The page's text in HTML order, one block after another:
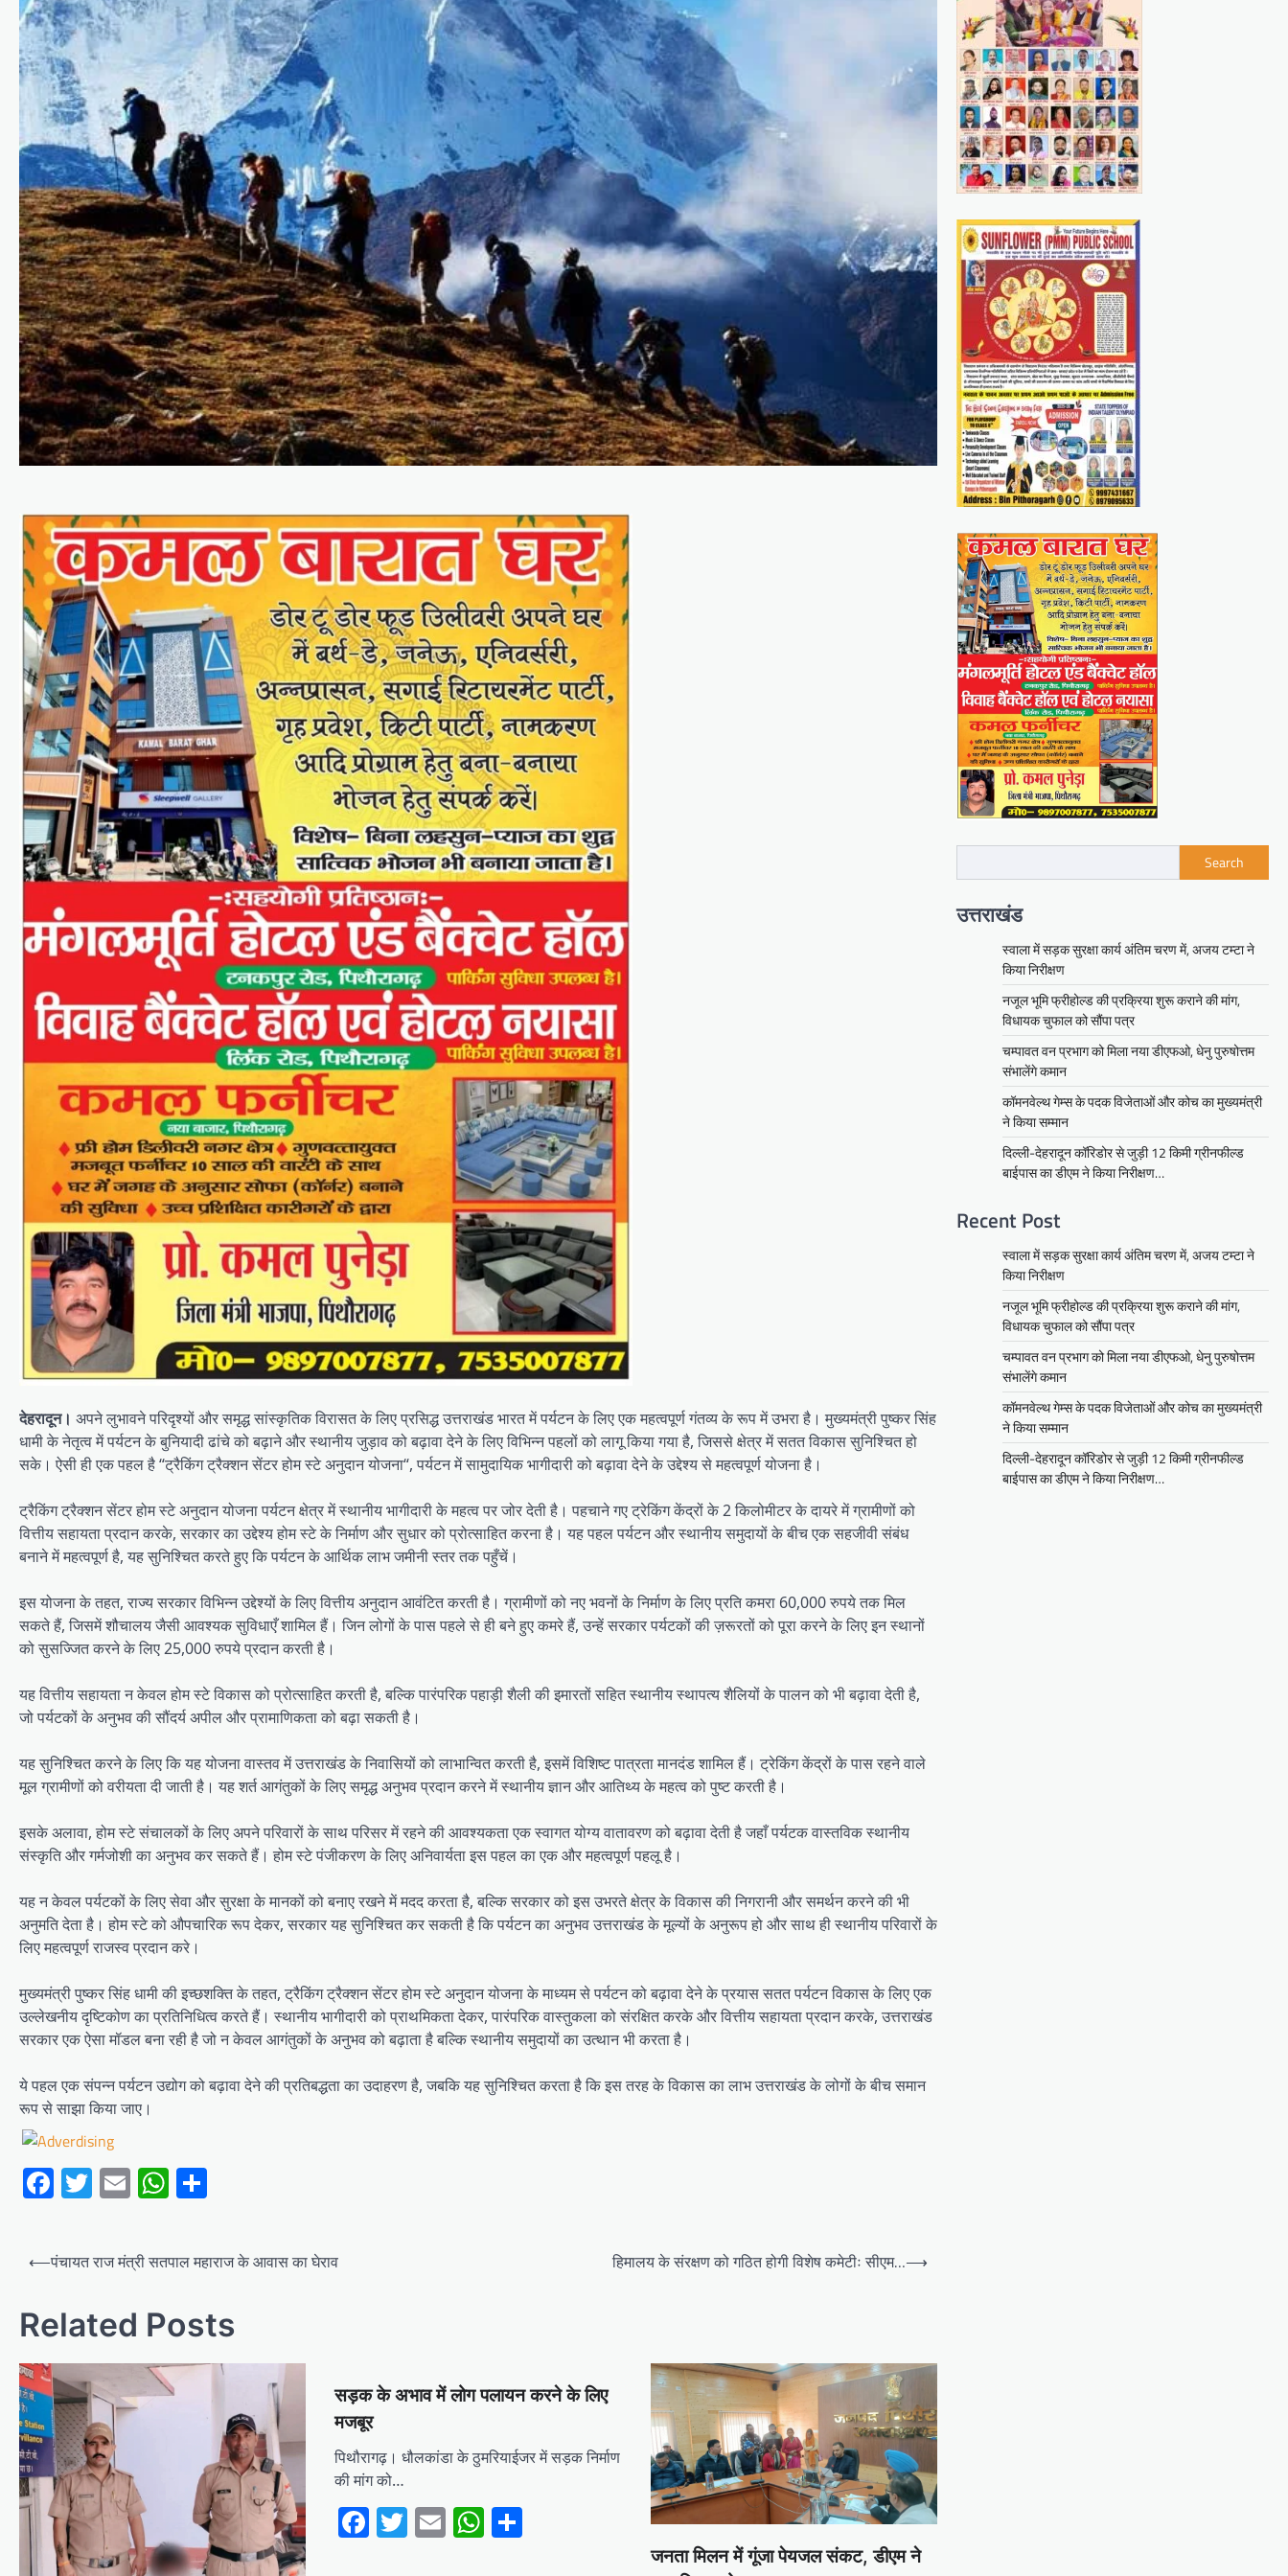
देहरादून। अपने लुभावने परिदृश्यों और समृद्ध सांस्कृतिक विरासत के लिए प्रसिद्ध उत्तराखंड भारत में पर्यटन के लिए एक महत्वपूर्ण गंतव्य के रूप में उभरा है। मुख्यमंत्री पुष्कर सिंह
धामी के नेतृत्व में पर्यटन के बुनियादी ढांचे को बढ़ाने और स्थानीय जुड़ाव को बढ़ावा देने के लिए विभिन्न पहलों को लागू किया गया है, जिससे क्षेत्र में सतत विकास सुनिश्चित हो
सके। ऐसी ही एक पहल है “ट्रैकिंग ट्रैक्शन सेंटर होम स्टे अनुदान योजना“, पर्यटन में सामुदायिक भागीदारी को बढ़ावा देने के उद्देश्य से महत्वपूर्ण योजना है।
ट्रैकिंग ट्रैक्शन सेंटर होम स्टे अनुदान योजना पर्यटन क्षेत्र में स्थानीय भागीदारी के महत्व पर जोर देती है। पहचाने गए ट्रेकिंग केंद्रों के 2 किलोमीटर के दायरे में ग्रामीणों को
वित्तीय सहायता प्रदान करके, सरकार का उद्देश्य होम स्टे के निर्माण और सुधार को प्रोत्साहित करना है। यह पहल पर्यटन और स्थानीय समुदायों के बीच एक सहजीवी संबंध
बनाने में महत्वपूर्ण है, यह सुनिश्चित करते हुए कि पर्यटन के आर्थिक लाभ जमीनी स्तर तक पहुँचें।
इस योजना के तहत, राज्य सरकार विभिन्न उद्देश्यों के लिए वित्तीय अनुदान आवंटित करती है। ग्रामीणों को नए भवनों के निर्माण के लिए प्रति कमरा 60,000 रुपये तक मिल
सकते हैं, जिसमें शौचालय जैसी आवश्यक सुविधाएँ शामिल हैं। जिन लोगों के पास पहले से ही बने हुए कमरे हैं, उन्हें सरकार पर्यटकों की ज़रूरतों को पूरा करने के लिए इन स्थानों
को सुसज्जित करने के लिए 25,000 रुपये प्रदान करती है।
यह वित्तीय सहायता न केवल होम स्टे विकास को प्रोत्साहित करती है, बल्कि पारंपरिक पहाड़ी शैली की इमारतों सहित स्थानीय स्थापत्य शैलियों के पालन को भी बढ़ावा देती है,
जो पर्यटकों के अनुभव की सौंदर्य अपील और प्रामाणिकता को बढ़ा सकती है।
यह सुनिश्चित करने के लिए कि यह योजना वास्तव में उत्तराखंड के निवासियों को लाभान्वित करती है, इसमें विशिष्ट पात्रता मानदंड शामिल हैं। ट्रेकिंग केंद्रों के पास रहने वाले
मूल ग्रामीणों को वरीयता दी जाती है। यह शर्त आगंतुकों के लिए समृद्ध अनुभव प्रदान करने में स्थानीय ज्ञान और आतिथ्य के महत्व को पुष्ट करती है।
इसके अलावा, होम स्टे संचालकों के लिए अपने परिवारों के साथ परिसर में रहने की आवश्यकता एक स्वागत योग्य वातावरण को बढ़ावा देती है जहाँ पर्यटक वास्तविक स्थानीय
संस्कृति और गर्मजोशी का अनुभव कर सकते हैं। होम स्टे पंजीकरण के लिए अनिवार्यता इस पहल का एक और महत्वपूर्ण पहलू है।
यह न केवल पर्यटकों के लिए सेवा और सुरक्षा के मानकों को बनाए रखने में मदद करता है, बल्कि सरकार को इस उभरते क्षेत्र के विकास की निगरानी और समर्थन करने की भी
अनुमति देता है। होम स्टे को औपचारिक रूप देकर, सरकार यह सुनिश्चित कर सकती है कि पर्यटन का अनुभव उत्तराखंड के मूल्यों के अनुरूप हो और साथ ही स्थानीय परिवारों के
लिए महत्वपूर्ण राजस्व प्रदान करे।
मुख्यमंत्री पुष्कर सिंह धामी की इच्छशक्ति के तहत, ट्रैकिंग ट्रैक्शन सेंटर होम स्टे अनुदान योजना के माध्यम से पर्यटन को बढ़ावा देने के प्रयास सतत पर्यटन विकास के लिए एक
उल्लेखनीय दृष्टिकोण का प्रतिनिधित्व करते हैं। स्थानीय भागीदारी को प्राथमिकता देकर, पारंपरिक वास्तुकला को संरक्षित करके और वित्तीय सहायता प्रदान करके, उत्तराखंड
सरकार एक ऐसा मॉडल बना रही है जो न केवल आगंतुकों के अनुभव को बढ़ाता है बल्कि स्थानीय समुदायों का उत्थान भी करता है।
ये पहल एक संपन्न पर्यटन उद्योग को बढ़ावा देने की प्रतिबद्धता का उदाहरण है, जबकि यह सुनिश्चित करता है कि इस तरह के विकास का लाभ उत्तराखंड के लोगों के बीच समान
रूप से साझा किया जाए।
Facebook
Twitter
EmailWhatsApp
Post
⟵पंचायत राज मंत्री सतपाल महाराज के आवास का घेराव हिमालय के संरक्षण को गठित होगी विशेष कमेटीः सीएम…⟶
Related Posts
सड़क के अभाव में लोग पलायन करने के लिए
मजबूर
पिथौरागढ़। धौलकांडा के ठुमरियाईजर में सड़क निर्माण
की मांग को…
Facebook
Twitter
EmailWhatsApp
जनता मिलन में गूंजा पेयजल संकट, डीएम ने
Search
उत्तराखंड
स्वाला में सड़क सुरक्षा कार्य अंतिम चरण में, अजय टम्टा ने
किया निरीक्षण
नजूल भूमि फ्रीहोल्ड की प्रक्रिया शुरू कराने की मांग,
विधायक चुफाल को सौंपा पत्र
चम्पावत वन प्रभाग को मिला नया डीएफओ, धेनु पुरुषोत्तम
संभालेंगे कमान
कॉमनवेल्थ गेम्स के पदक विजेताओं और कोच का मुख्यमंत्री
ने किया सम्मान
दिल्ली-देहरादून कॉरिडोर से जुड़ी 12 किमी ग्रीनफील्ड
बाईपास का डीएम ने किया निरीक्षण…
Recent Post
स्वाला में सड़क सुरक्षा कार्य अंतिम चरण में, अजय टम्टा ने
किया निरीक्षण
नजूल भूमि फ्रीहोल्ड की प्रक्रिया शुरू कराने की मांग,
विधायक चुफाल को सौंपा पत्र
चम्पावत वन प्रभाग को मिला नया डीएफओ, धेनु पुरुषोत्तम
संभालेंगे कमान
कॉमनवेल्थ गेम्स के पदक विजेताओं और कोच का मुख्यमंत्री
ने किया सम्मान
दिल्ली-देहरादून कॉरिडोर से जुड़ी 12 किमी ग्रीनफील्ड
बाईपास का डीएम ने किया निरीक्षण…